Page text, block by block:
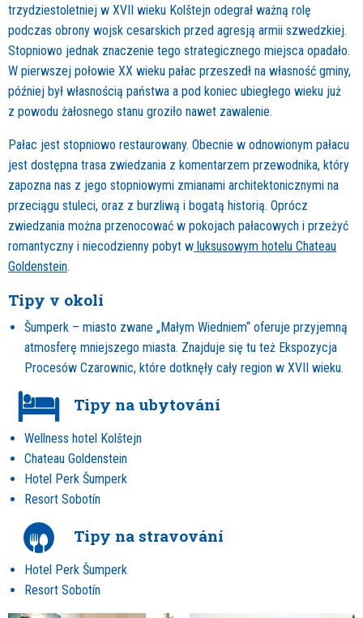
trzydziestoletniej w XVII wieku Kolštejn odegrał ważną rolę
podczas obrony wojsk cesarskich przed agresją armii szwedzkiej.
Stopniowo jednak znaczenie tego strategicznego miejsca opadało.
W pierwszej połowie XX wieku pałac przeszedł na własność gminy,
później był własnością państwa a pod koniec ubiegłego wieku już
z powodu żałosnego stanu groziło nawet zawalenie.
Pałac jest stopniowo restaurowany. Obecnie w odnowionym pałacu
jest dostępna trasa zwiedzania z komentarzem przewodnika, który
zapozna nas z jego stopniowymi zmianami architektonicznymi na
przeciągu stuleci, oraz z burzliwą i bogatą historią. Oprócz
zwiedzania można przenocować w pokojach pałacowych i przeżyć
romantyczny i niecodzienny pobyt w luksusowym hotelu Chateau
Goldenstein.
Tipy v okolí
Šumperk – miasto zwane „Małym Wiedniem“ oferuje przyjemną
atmosferę mniejszego miasta. Znajduje się tu też Ekspozycja
Procesów Czarownic, które dotknęły cały region w XVII wieku.
Tipy na ubytování
Wellness hotel Kolštejn
Chateau Goldenstein
Hotel Perk Šumperk
Resort Sobotín
Tipy na stravování
Hotel Perk Šumperk
Resort Sobotín